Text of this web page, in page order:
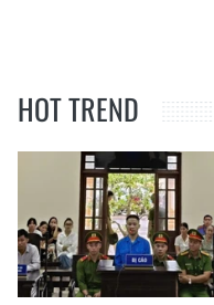
HOT TREND